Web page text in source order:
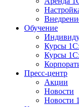
Обучение
Курсы
Курсы
Пресс-центр
Акции
Новости
Новости